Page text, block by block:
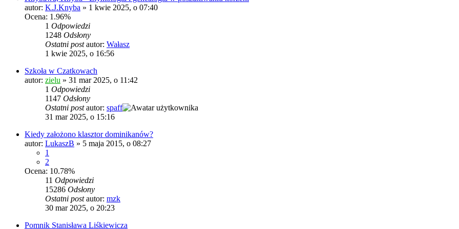
autor: K.J.Knyba » 1 kwie 2025, o 07:40
Ocena: 1.96%
1 Odpowiedzi
1248 Odsłony
Ostatni postautor: Wałasz
1 kwie 2025, o 16:56
Szkoła w Czatkowach
autor: zielu » 31 mar 2025, o 11:42
1 Odpowiedzi
1147 Odsłony
Ostatni postautor: spaff
31 mar 2025, o 15:16
Kiedy założono klasztor dominikanów?
autor: LukaszB » 5 maja 2015, o 08:27
1
2
Ocena: 10.78%
11 Odpowiedzi
15286 Odsłony
Ostatni postautor: mzk
30 mar 2025, o 20:23
Pomnik Stanisława Liśkiewicza